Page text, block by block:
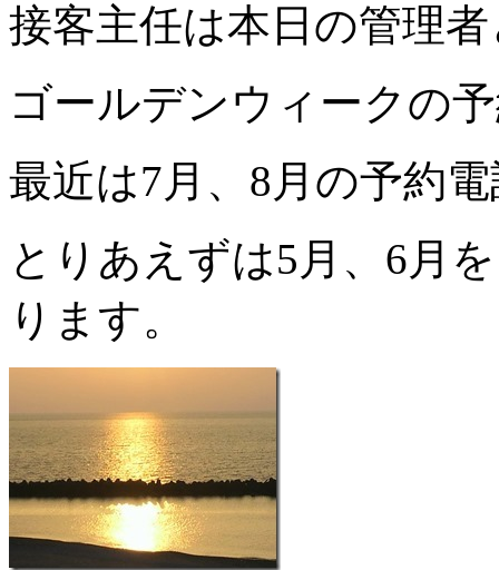
接客主任は本日の管理
ゴールデンウィークの
最近は7月、8月の予約
とりあえずは5月、6月
ります。